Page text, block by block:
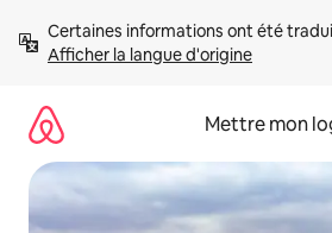
directement
Afficher la langue d'origine
Mettre mon